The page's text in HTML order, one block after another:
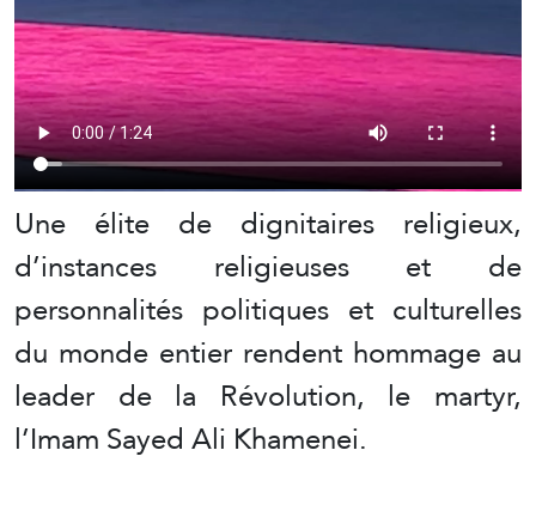
Une élite de dignitaires religieux,
d’instances religieuses et de
personnalités politiques et culturelles
du monde entier rendent hommage au
leader de la Révolution, le martyr,
l’Imam Sayed Ali Khamenei.